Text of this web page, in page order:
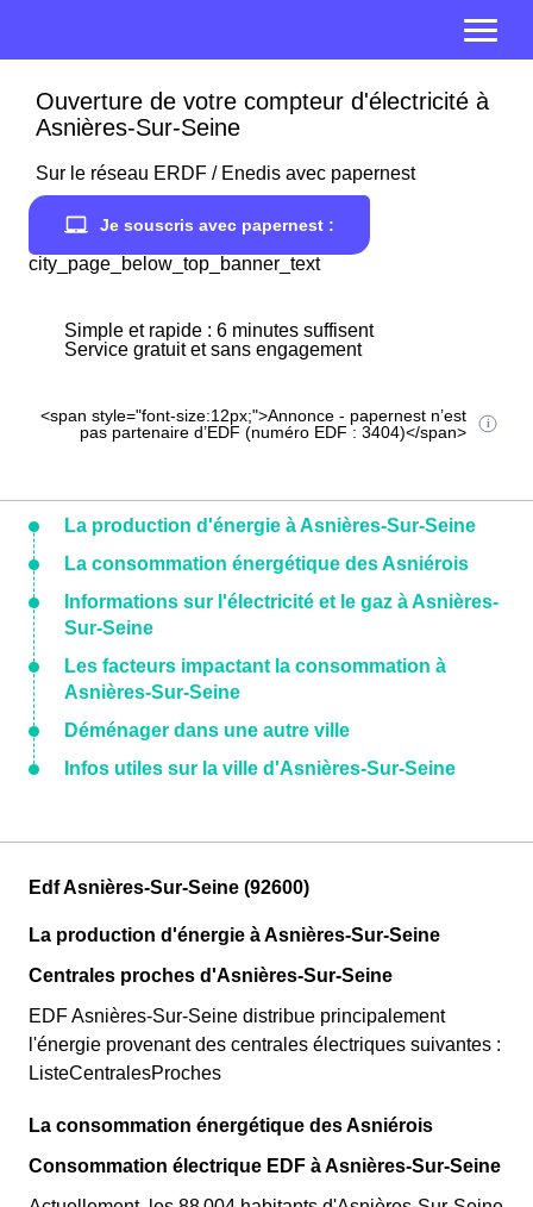
Ouverture de votre compteur d'électricité à
Asnières-Sur-Seine
Sur le réseau ERDF / Enedis avec papernest
Je souscris avec papernest :
city_page_below_top_banner_text
Simple et rapide : 6 minutes suffisent
Service gratuit et sans engagement
<span style="font-size:12px;">Annonce - papernest n’est
pas partenaire d’EDF (numéro EDF : 3404)</span>
La production d'énergie à Asnières-Sur-Seine
La consommation énergétique des Asniérois
Informations sur l'électricité et le gaz à Asnières-
Sur-Seine
Les facteurs impactant la consommation à
Asnières-Sur-Seine
Déménager dans une autre ville
Infos utiles sur la ville d'Asnières-Sur-Seine
Edf Asnières-Sur-Seine (92600)
La production d'énergie à Asnières-Sur-Seine
Centrales proches d'Asnières-Sur-Seine
EDF Asnières-Sur-Seine distribue principalement
l'énergie provenant des centrales électriques suivantes :
ListeCentralesProches
La consommation énergétique des Asniérois
Consommation électrique EDF à Asnières-Sur-Seine